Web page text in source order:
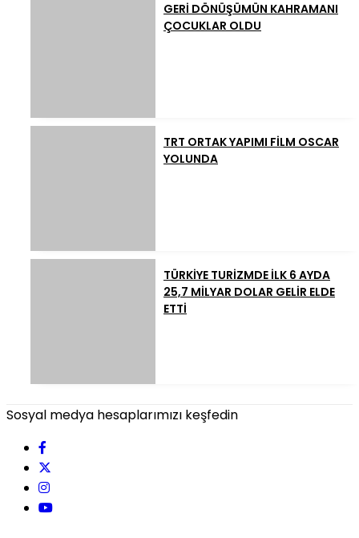
GERİ DÖNÜŞÜMÜN KAHRAMANI
ÇOCUKLAR OLDU
TRT ORTAK YAPIMI FİLM OSCAR
YOLUNDA
TÜRKİYE TURİZMDE İLK 6 AYDA
25,7 MİLYAR DOLAR GELİR ELDE
ETTİ
Sosyal medya hesaplarımızı keşfedin